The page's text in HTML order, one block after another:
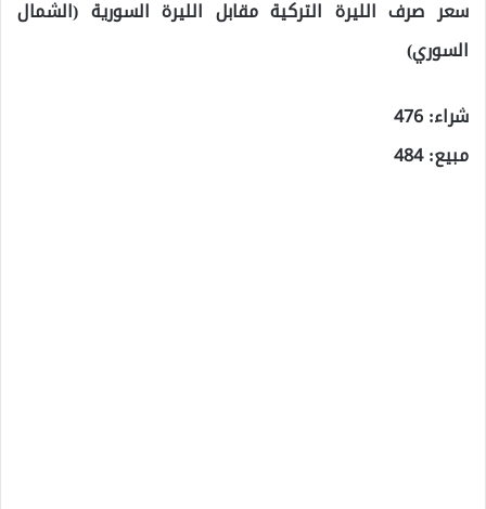
سعر صرف الليرة التركية مقابل الليرة السورية (الشمال
السوري)
شراء: 476
مبيع: 484